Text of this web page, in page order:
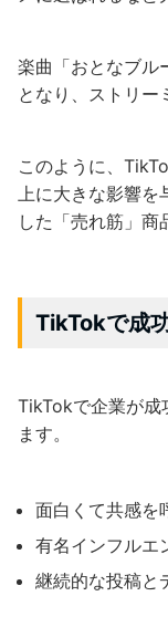
楽曲「おとなブル
となり、ストリー
このように、
上に大きな影響
した「売れ筋」商
TikTokで成
TikTokで企業が成
ます。
面白くて共感を
有名インフルエ
継続的な投稿と